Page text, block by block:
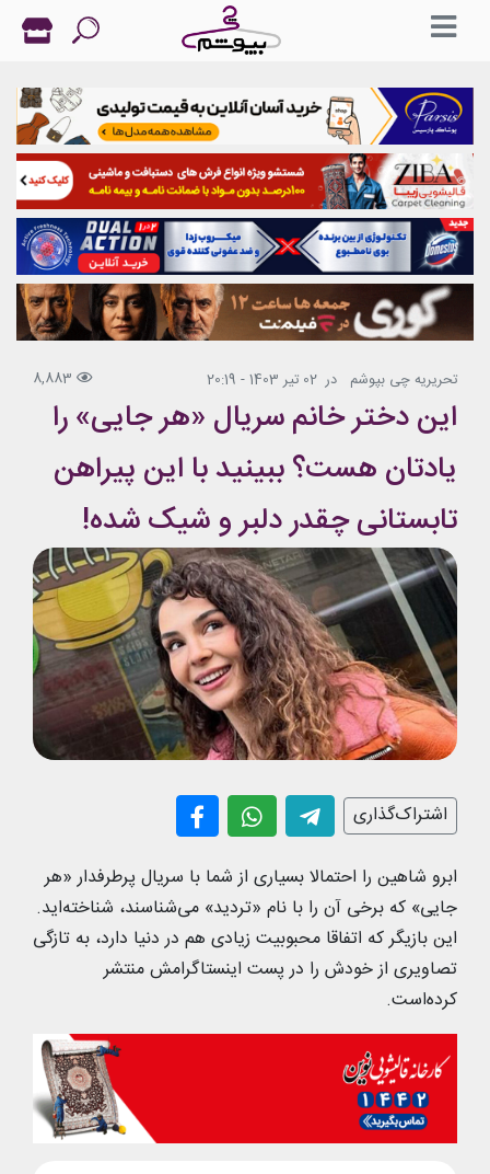
تحریریه چی بپوشم در 02 تیر 1403 - 20:19 8,883
این دختر خانم سریال «هر جایی» را
یادتان هست؟ ببینید با این پیراهن
تابستانی چقدر دلبر و شیک شده!
اشتراک‌گذاری
ابرو شاهین را احتمالا بسیاری از شما با سریال پرطرفدار «هر
جایی» که برخی آن را با نام «تردید» می‌شناسند، شناخته‌اید.
این بازیگر که اتفاقا محبوبیت زیادی هم در دنیا دارد، به تازگی
تصاویری از خودش را در پست اینستاگرامش منتشر
کرده‌است.